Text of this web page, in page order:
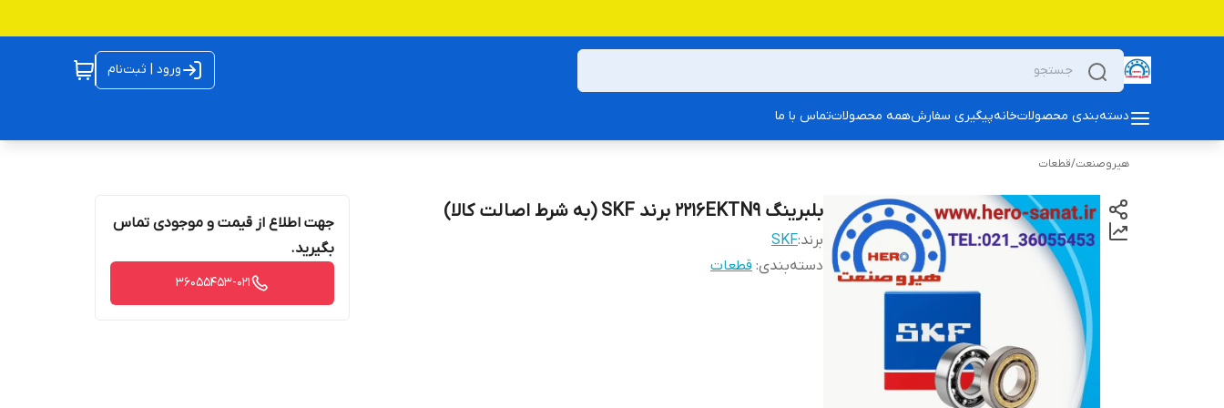
ورود | ثبت‌نام
دسته‌بندی محصولاتخانهپیگیری سفارشهمه محصولاتتماس با ما
هیروصنعت/قطعات
بلبرینگ 2216EKTN9 برند SKF (به شرط اصالت کالا)
برند:SKF
دسته‌بندی: قطعات
جهت اطلاع از قیمت و موجودی تماس
بگیرید.
36055453-021